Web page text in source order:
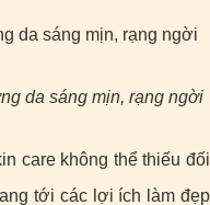
da sáng mịn, rạng ngời
care không thể thiếu đối
tới các lợi ích làm đẹp